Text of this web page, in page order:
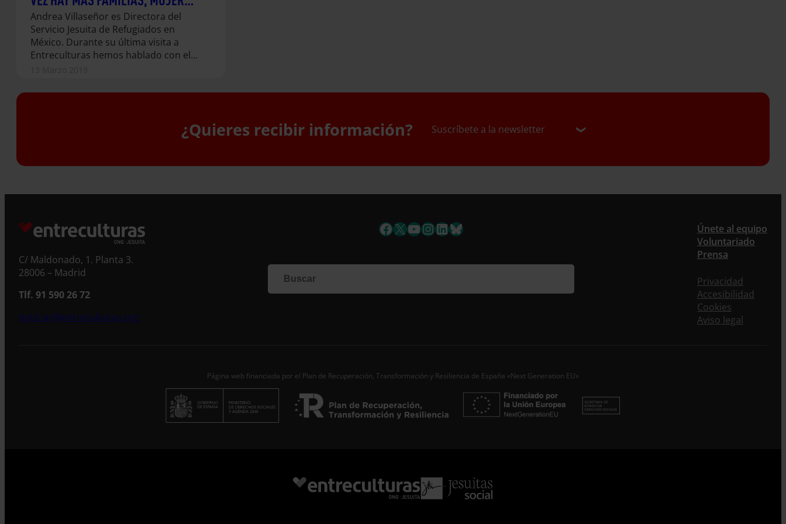
SOLAS CON HIJOS E HIJAS Y
MENORES NO ACOMPAÑADOS»
Andrea Villaseñor es Directora del
Servicio Jesuita de Refugiados en
México. Durante su última visita a
Entreculturas hemos hablado con ella
¿Quieres recibir información? Suscríbete a la newsletter
Suscríbete a la newsletter
Si quieres recibir nuestra newsletter mensual y los
información, no dejes de completar este formulario.
Al instante, te daremos de alta en nuestra base de
datos y podrás estar al tanto de todas las novedades.
Correo electrónico *
C/ Maldonado, 1. Planta 3.
28006 – Madrid
Tlf. 91 590 26 72
noticias@entreculturas.org
Facebook
X YouTube
Instagram
LinkedIn
Bluesky
Únete al equipo
Voluntariado
Prensa
Privacidad
Accesibilidad
Cookies
Aviso legal
Página web financiada por el Plan de Recuperación, Transformación y Resiliencia de España «Next Generation EU»